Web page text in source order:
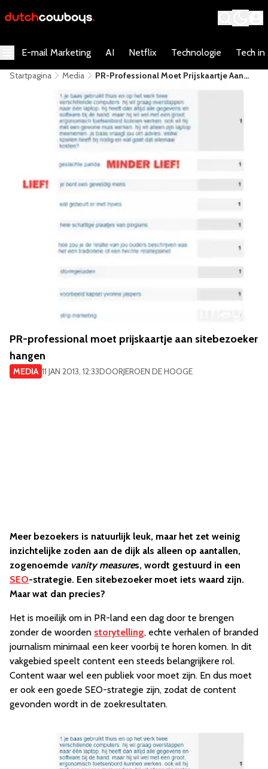
E-mail Marketing AI Netflix Technologie Tech in
Startpagina Media
PR-Professional Moet Prijskaartje Aan
PR-professional moet prijskaartje aan sitebezoeker
hangen
MEDIA 11 JAN 2013, 12:33DOORJEROEN DE HOOGE
Meer bezoekers is natuurlijk leuk, maar het zet weinig
inzichtelijke zoden aan de dijk als alleen op aantallen,
zogenoemde vanity measures, wordt gestuurd in een
SEO-strategie. Een sitebezoeker moet iets waard zijn.
Maar wat dan precies?
Het is moeilijk om in PR-land een dag door te brengen
zonder de woorden storytelling, echte verhalen of branded
journalism minimaal een keer voorbij te horen komen. In dit
vakgebied speelt content een steeds belangrijkere rol.
Content waar wel een publiek voor moet zijn. En dus moet
er ook een goede SEO-strategie zijn, zodat de content
gevonden wordt in de zoekresultaten.